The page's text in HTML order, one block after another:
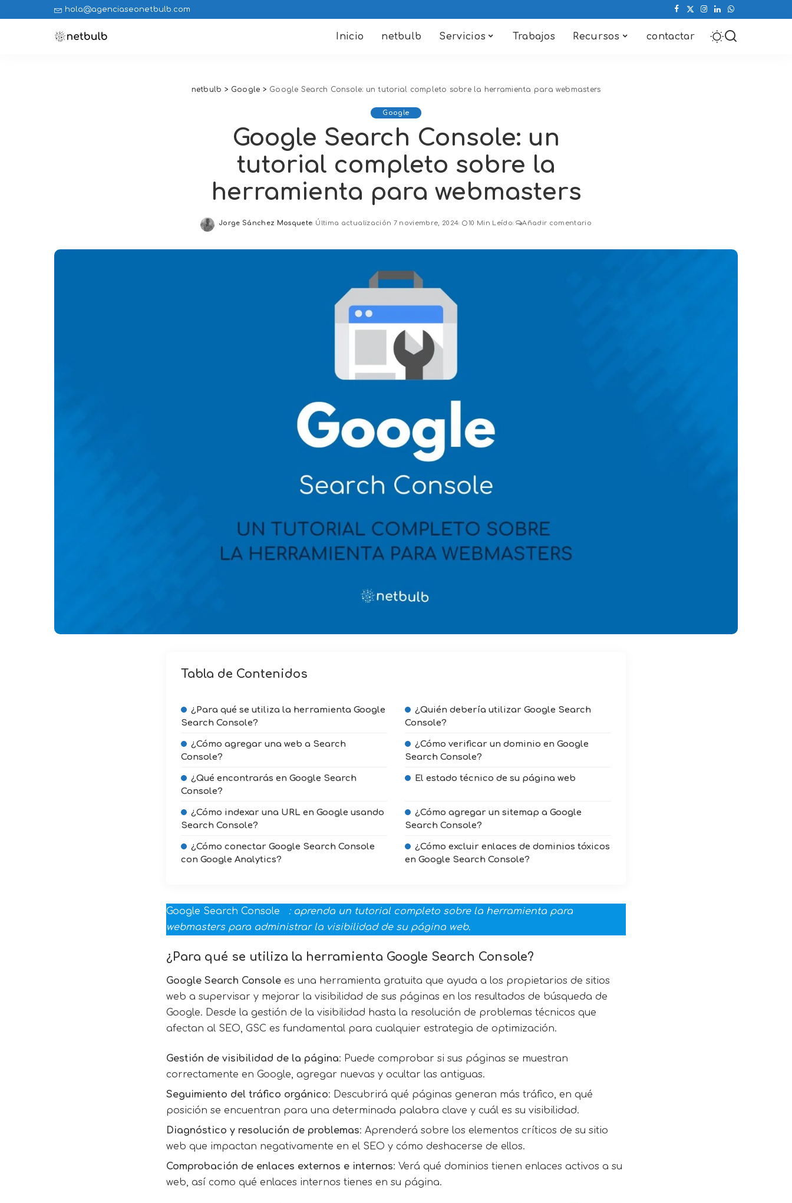
hola@agenciaseonetbulb.com
Inicio netbulb Servicios Trabajos Recursos contactar
netbulb > Google > Google Search Console: un tutorial completo sobre la herramienta para webmasters
Google
Google Search Console: un
tutorial completo sobre la
herramienta para webmasters
Posted
Jorge Sánchez Mosquete Última actualización 7 noviembre, 2024 10 Min Leído Añadir comentario
Tabla de Contenidos
¿Para qué se utiliza la herramienta Google
Search Console?
¿Quién debería utilizar Google Search
Console?
¿Cómo agregar una web a Search
Console?
¿Cómo verificar un dominio en Google
Search Console?
¿Qué encontrarás en Google Search
Console?
El estado técnico de su página web
¿Cómo indexar una URL en Google usando
Search Console?
¿Cómo agregar un sitemap a Google
Search Console?
¿Cómo conectar Google Search Console
con Google Analytics?
¿Cómo excluir enlaces de dominios tóxicos
en Google Search Console?
Google Search Console
: aprenda un tutorial completo sobre la herramienta para
webmasters para administrar la visibilidad de su página web.
¿Para qué se utiliza la herramienta Google Search Console?
Google Search Console es una herramienta gratuita que ayuda a los propietarios de sitios
web a supervisar y mejorar la visibilidad de sus páginas en los resultados de búsqueda de
Google. Desde la gestión de la visibilidad hasta la resolución de problemas técnicos que
afectan al SEO, GSC es fundamental para cualquier estrategia de optimización.
Gestión de visibilidad de la página: Puede comprobar si sus páginas se muestran
correctamente en Google, agregar nuevas y ocultar las antiguas.
Seguimiento del tráfico orgánico: Descubrirá qué páginas generan más tráfico, en qué
posición se encuentran para una determinada palabra clave y cuál es su visibilidad.
Diagnóstico y resolución de problemas: Aprenderá sobre los elementos críticos de su sitio
web que impactan negativamente en el SEO y cómo deshacerse de ellos.
Comprobación de enlaces externos e internos: Verá qué dominios tienen enlaces activos a su
web, así como qué enlaces internos tienes en su página.